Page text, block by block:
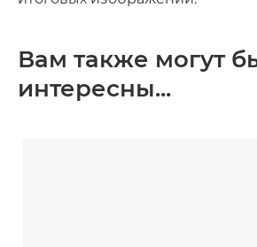
Вам также могут
интересны...